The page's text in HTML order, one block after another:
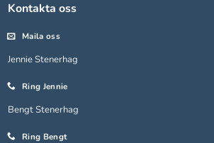
Kontakta oss
Maila oss
Jennie Stenerhag
Ring Jennie
Bengt Stenerhag
Ring Bengt
går inte att
De behövs
hemsidan
taget ska
fungera.